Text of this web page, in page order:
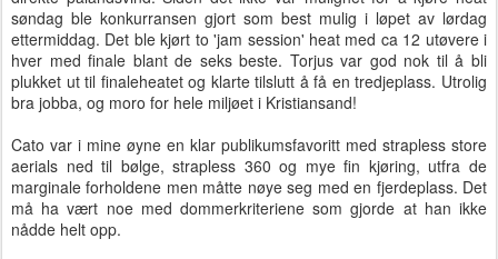
søndag ble konkurransen gjort som best mulig i løpet av lørdag
ettermiddag. Det ble kjørt to 'jam session' heat med ca 12 utøvere i
hver med finale blant de seks beste. Torjus var god nok til å bli
plukket ut til finaleheatet og klarte tilslutt å få en tredjeplass. Utrolig
bra jobba, og moro for hele miljøet i Kristiansand!
Cato var i mine øyne en klar publikumsfavoritt med strapless store
aerials ned til bølge, strapless 360 og mye fin kjøring, utfra de
marginale forholdene men måtte nøye seg med en fjerdeplass. Det
må ha vært noe med dommerkriteriene som gjorde at han ikke
nådde helt opp.